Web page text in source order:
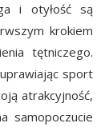
i otyłość są
krokiem
tętniczego.
sport
atrakcyjność,
samopoczucie